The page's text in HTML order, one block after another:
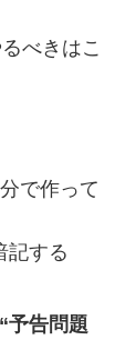
べきはこ
で作って
記する
予告問題